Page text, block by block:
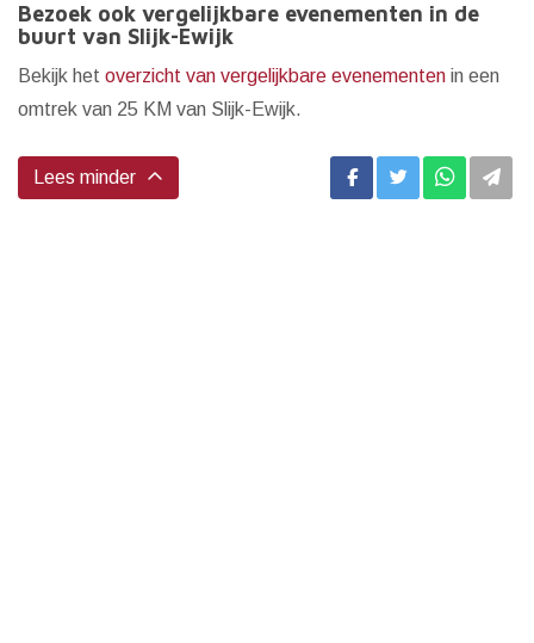
Bezoek ook vergelijkbare evenementen in de
buurt van Slijk-Ewijk
Bekijk het overzicht van vergelijkbare evenementen in een
omtrek van 25 KM van Slijk-Ewijk.
Lees minder